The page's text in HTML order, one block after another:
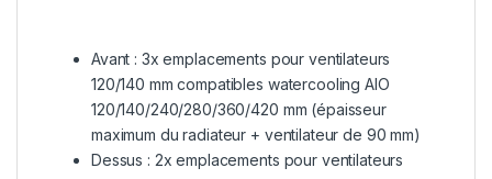
Avant : 3x emplacements pour ventilateurs
120/140 mm compatibles watercooling AIO
120/140/240/280/360/420 mm (épaisseur
maximum du radiateur + ventilateur de 90 mm)
Dessus : 2x emplacements pour ventilateurs